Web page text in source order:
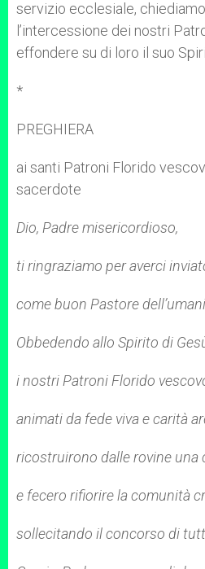
servizio ecclesiale,
l’intercessione dei nostri
effondere su di loro il suo
*
PREGHIERA
ai santi Patroni Florido
sacerdote
Dio, Padre misericordioso,
ti ringraziamo per averci
come buon Pastore
Obbedendo allo Spirito di
i nostri Patroni Florido
animati da fede viva e carità
ricostruirono dalle rovine una
e fecero rifiorire la comunità
sollecitando il concorso di